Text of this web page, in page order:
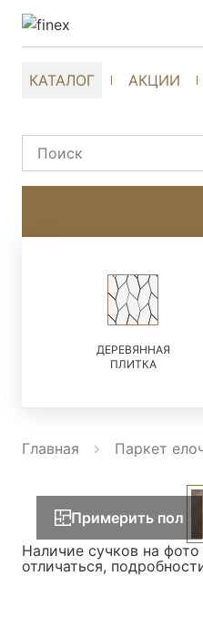
КАТАЛОГ АКЦИИ
ДЕРЕВЯННАЯ
ПЛИТКА
Главная Паркет
Примерить пол
Наличие сучков на
отличаться,